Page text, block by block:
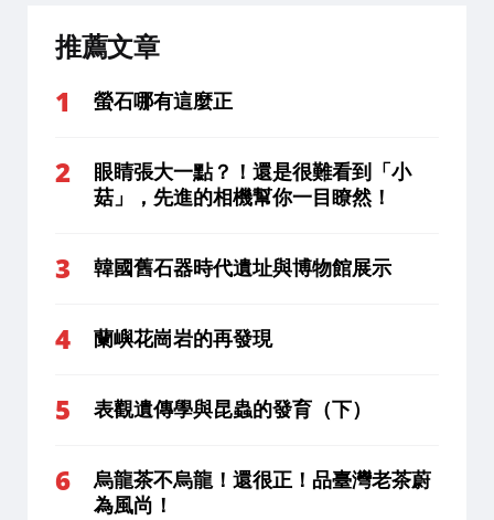
推薦文章
螢石哪有這麼正
眼睛張大一點？！還是很難看到「小
菇」，先進的相機幫你一目瞭然！
韓國舊石器時代遺址與博物館展示
蘭嶼花崗岩的再發現
表觀遺傳學與昆蟲的發育（下）
烏龍茶不烏龍！還很正！品臺灣老茶蔚
為風尚！